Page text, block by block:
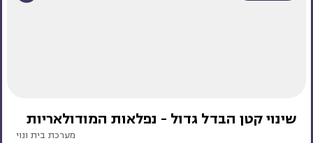
שינוי קטן הבדל גדול - נפלאות המודולאריות
מערכת בית ונוי